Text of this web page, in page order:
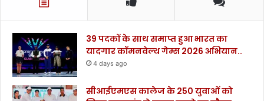
ई
के
नि
र्दे
श
39 पदकों के साथ समाप्त हुआ भारत का
यादगार कॉमनवेल्थ गेम्स 2026 अभियान..
4 days ago
सीआईएमएस कालेज के 250 युवाओं को